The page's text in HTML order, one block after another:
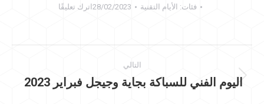
فئات: الأيام التقنية 28/02/2023اترك تعليقًا
المقالات
التالي
المنشور
اليوم الفني للسباكة بجاية وجيجل فبراير 2023